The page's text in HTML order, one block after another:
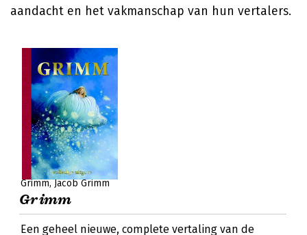
aandacht en het vakmanschap van hun vertalers.
Grimm Jacob Grimm
Grimm
Een geheel nieuwe, complete vertaling van de